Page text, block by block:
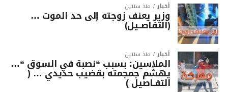
أخبار منذ سنتين
وزير يعنف زوجته إلى حد الموت …
(التفاصــيل)
أخبار منذ سنتين
الملاسين: بسبب “نصبة في السوق “…
يهشّم جمجمته بقضيب حديدي … (
التفـاصيل )